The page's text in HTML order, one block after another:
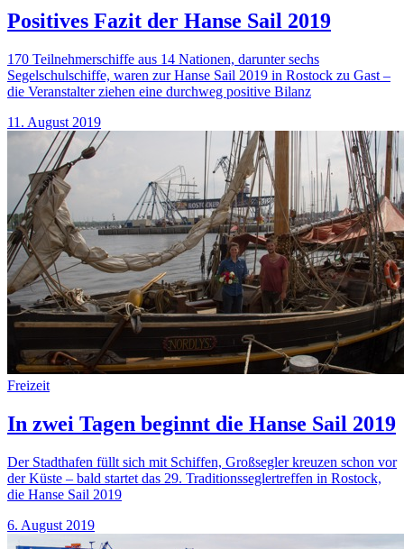
Positives Fazit der Hanse Sail 2019
170 Teilnehmerschiffe aus 14 Nationen, darunter sechs
Segelschulschiffe, waren zur Hanse Sail 2019 in Rostock zu Gast –
die Veranstalter ziehen eine durchweg positive Bilanz
11. August 2019
Freizeit
In zwei Tagen beginnt die Hanse Sail 2019
Der Stadthafen füllt sich mit Schiffen, Großsegler kreuzen schon vor
der Küste – bald startet das 29. Traditionsseglertreffen in Rostock,
die Hanse Sail 2019
6. August 2019